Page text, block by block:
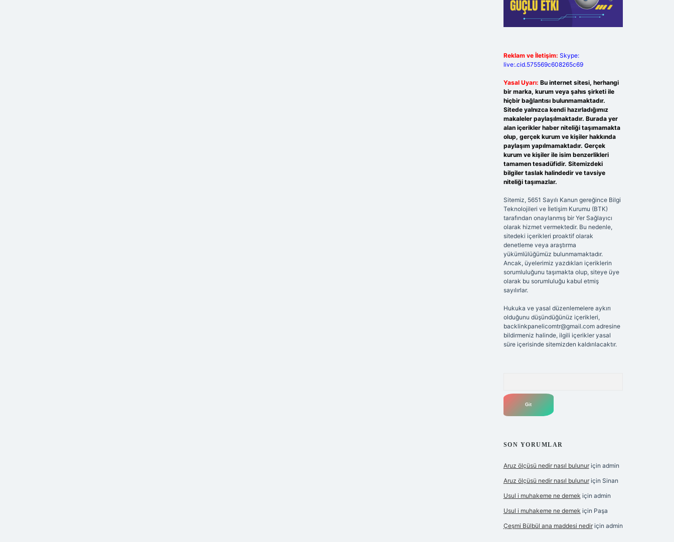
Reklam ve İletişim: Skype:
live:.cid.575569c608265c69
Yasal Uyarı: Bu internet sitesi, herhangi
bir marka, kurum veya şahıs şirketi ile
hiçbir bağlantısı bulunmamaktadır.
Sitede yalnızca kendi hazırladığımız
makaleler paylaşılmaktadır. Burada yer
alan içerikler haber niteliği taşımamakta
olup, gerçek kurum ve kişiler hakkında
paylaşım yapılmamaktadır. Gerçek
kurum ve kişiler ile isim benzerlikleri
tamamen tesadüfidir. Sitemizdeki
bilgiler taslak halindedir ve tavsiye
niteliği taşımazlar.
Sitemiz, 5651 Sayılı Kanun gereğince Bilgi
Teknolojileri ve İletişim Kurumu (BTK)
tarafından onaylanmış bir Yer Sağlayıcı
olarak hizmet vermektedir. Bu nedenle,
sitedeki içerikleri proaktif olarak
denetleme veya araştırma
yükümlülüğümüz bulunmamaktadır.
Ancak, üyelerimiz yazdıkları içeriklerin
sorumluluğunu taşımakta olup, siteye üye
olarak bu sorumluluğu kabul etmiş
sayılırlar.
Hukuka ve yasal düzenlemelere aykırı
olduğunu düşündüğünüz içerikleri,
backlinkpanelicomtr@gmail.comadresine
bildirmeniz halinde, ilgili içerikler yasal
süre içerisinde sitemizden kaldırılacaktır.
SON YORUMLAR
Aruz ölçüsü nedir nasıl bulunuriçin admin
Aruz ölçüsü nedir nasıl bulunuriçin Sinan
Usul i muhakeme ne demek için admin
Usul i muhakeme ne demek için Paşa
Çeşmi Bülbül ana maddesi nediriçin admin